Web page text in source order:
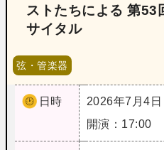
ストたちによる 第53
サイタル
弦・管楽器
日時
2026年7月4日
開演：17:00